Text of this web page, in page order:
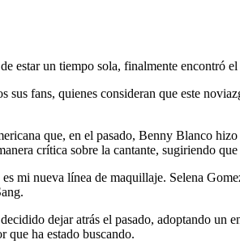
estar un tiempo sola, finalmente
fans, quienes consideran que este
que, en el pasado, Benny Blanco
crítica sobre la cantante, sugiriendo
mi nueva línea de maquillaje. Selena
dejar atrás el pasado, adoptando
que ha estado buscando.